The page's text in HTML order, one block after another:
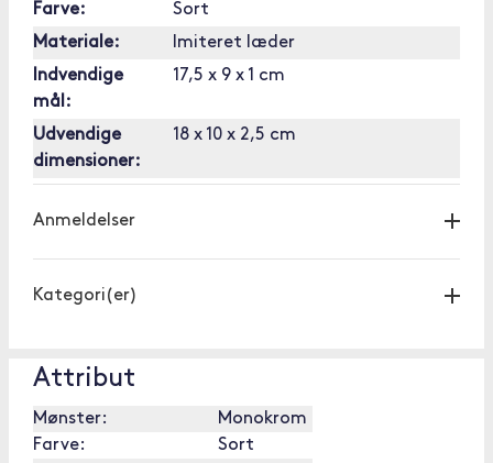
Farve:
Sort
Materiale:
Imiteret læder
Indvendige
mål:
17,5 x 9 x 1 cm
Udvendige
dimensioner:
18 x 10 x 2,5 cm
Anmeldelser
Kategori(er)
Attribut
Mønster:
Monokrom
Farve:
Sort